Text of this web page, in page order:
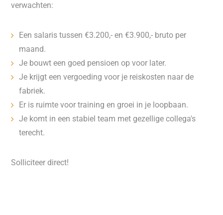
verwachten:
Een salaris tussen €3.200,- en €3.900,- bruto per
maand.
Je bouwt een goed pensioen op voor later.
Je krijgt een vergoeding voor je reiskosten naar de
fabriek.
Er is ruimte voor training en groei in je loopbaan.
Je komt in een stabiel team met gezellige collega's
terecht.
Solliciteer direct!